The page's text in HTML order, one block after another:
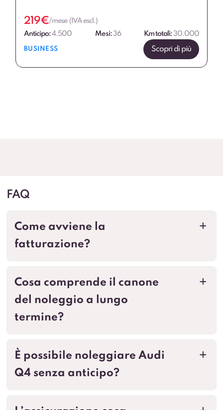
219€/mese (IVA escl.)
Anticipo:4.500 Mesi:36 Km totali:30.000
BUSINESS Scopri di più
FAQ
a
Come avviene la
fatturazione?
a
Cosa comprende il canone
del noleggio a lungo
termine?
a
È possibile noleggiare Audi
Q4 senza anticipo?